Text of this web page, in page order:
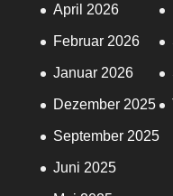
April 2026
Februar 2026
Januar 2026
Dezember 2025
September 2025
Juni 2025